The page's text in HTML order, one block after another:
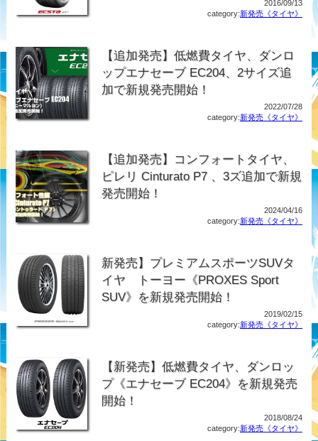
2016/09/13
category:新発売《タイヤ》
【追加発売】低燃費タイヤ、ダンロ
ップエナセーブ EC204、2サイズ追
加で新規発売開始！
2022/07/28
category:新発売《タイヤ》
【追加発売】コンフォートタイヤ、
ピレリ Cinturato P7 、3ズ追加で新規
発売開始！
2024/04/16
category:新発売《タイヤ》
新発売】プレミアムスポーツSUVタ
イヤ トーヨー《PROXES Sport
SUV》を新規発売開始！
2019/02/15
category:新発売《タイヤ》
【新発売】低燃費タイヤ、ダンロッ
プ《エナセーブ EC204》を新規発売
開始！
2018/08/24
category:新発売《タイヤ》